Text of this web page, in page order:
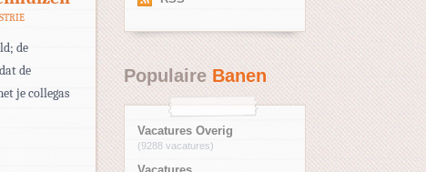
de
de
je collegas
PopulaireBanen
Vacatures Overig
(9288 vacatures)